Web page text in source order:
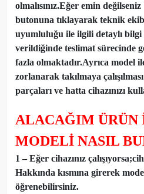
olmalısınız.Eğer emin
butonuna tıklayarak teknik
uyumluluğu ile ilgili detaylı bilgi
verildiğinde teslimat sürecinde
fazla olmaktadır.Ayrıca model
zorlanarak takılmaya
parçaları ve hatta cihazınızı
ALACAĞIM ÜRÜN
MODELİ NASIL
1 – Eğer cihazınız
Hakkında kısmına girerek
öğrenebilirsiniz.